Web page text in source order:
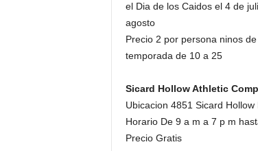
el Dia de los Caidos el 4 de
agosto
Precio 2 por persona ninos
temporada de 10 a 25
Sicard Hollow Athletic
Ubicacion 4851 Sicard
Horario De 9 a m a 7 p m
Precio Gratis